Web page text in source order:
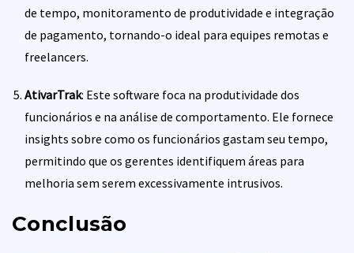
de tempo, monitoramento de produtividade e integração
de pagamento, tornando-o ideal para equipes remotas e
freelancers.
AtivarTrak: Este software foca na produtividade dos
funcionários e na análise de comportamento. Ele fornece
insights sobre como os funcionários gastam seu tempo,
permitindo que os gerentes identifiquem áreas para
melhoria sem serem excessivamente intrusivos.
Conclusão